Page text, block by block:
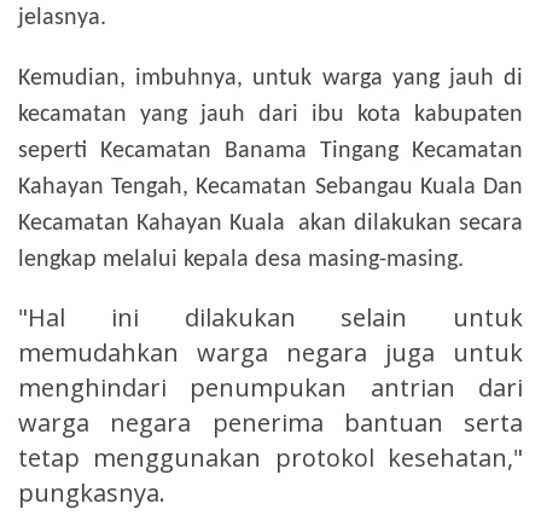
jelasnya.
Kemudian, imbuhnya, untuk warga yang jauh di
kecamatan yang jauh dari ibu kota kabupaten
seperti Kecamatan Banama Tingang Kecamatan
Kahayan Tengah, Kecamatan Sebangau Kuala Dan
Kecamatan Kahayan Kuala akan dilakukan secara
lengkap melalui kepala desa masing-masing.
"Hal ini dilakukan selain untuk
memudahkan warga negara juga untuk
menghindari penumpukan antrian dari
warga negara penerima bantuan serta
tetap menggunakan protokol kesehatan,"
pungkasnya.